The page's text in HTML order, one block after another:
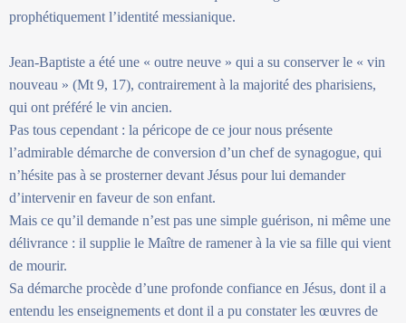
prophétiquement l’identité messianique.
Jean-Baptiste a été une « outre neuve » qui a su conserver le « vin
nouveau » (Mt 9, 17), contrairement à la majorité des pharisiens,
qui ont préféré le vin ancien.
Pas tous cependant : la péricope de ce jour nous présente
l’admirable démarche de conversion d’un chef de synagogue, qui
n’hésite pas à se prosterner devant Jésus pour lui demander
d’intervenir en faveur de son enfant.
Mais ce qu’il demande n’est pas une simple guérison, ni même une
délivrance : il supplie le Maître de ramener à la vie sa fille qui vient
de mourir.
Sa démarche procède d’une profonde confiance en Jésus, dont il a
entendu les enseignements et dont il a pu constater les œuvres de